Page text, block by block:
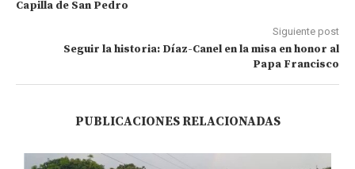
Capilla de San Pedro
Siguiente post
Seguir la historia: Díaz-Canel en la misa en honor al
Papa Francisco
PUBLICACIONES RELACIONADAS